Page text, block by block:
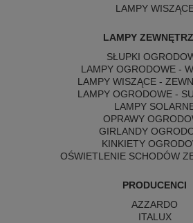
LAMPY
LAMPY
SŁUPKI
LAMPY OGRODOWE -
LAMPY WISZĄCE -
LAMPY OGRODOWE -
LAMPY
OPRAWY
GIRLANDY
KINKIETY
OŚWIETLENIE SCHODÓW
PRODUCENCI
AZZARDO
ITALUX